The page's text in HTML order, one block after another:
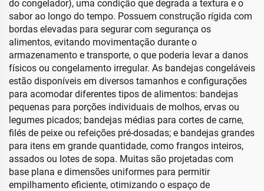
do congelador), uma condição que degrada a textura e o
sabor ao longo do tempo. Possuem construção rígida com
bordas elevadas para segurar com segurança os
alimentos, evitando movimentação durante o
armazenamento e transporte, o que poderia levar a danos
físicos ou congelamento irregular. As bandejas congeláveis
estão disponíveis em diversos tamanhos e configurações
para acomodar diferentes tipos de alimentos: bandejas
pequenas para porções individuais de molhos, ervas ou
legumes picados; bandejas médias para cortes de carne,
filés de peixe ou refeições pré-dosadas; e bandejas grandes
para itens em grande quantidade, como frangos inteiros,
assados ou lotes de sopa. Muitas são projetadas com
base plana e dimensões uniformes para permitir
empilhamento eficiente, otimizando o espaço de